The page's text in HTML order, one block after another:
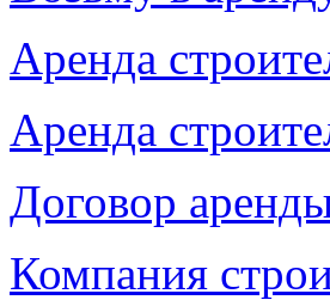
Аренда
Аренда
Договор
Компания